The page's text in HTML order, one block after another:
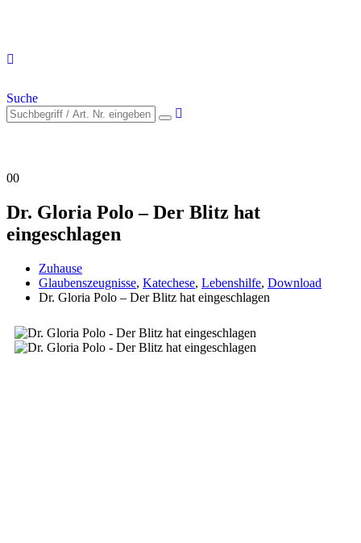
Suche
00
Dr. Gloria Polo – Der Blitz hat
eingeschlagen
Zuhause
Glaubenszeugnisse, Katechese, Lebenshilfe, Download
Dr. Gloria Polo – Der Blitz hat eingeschlagen